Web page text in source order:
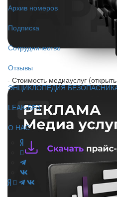
Архив номеров
Подписка
Сотрудничество
Отзывы
ЭНЦИКЛОПЕДИЯ
LEAK-БЕЗ
О НАС
- Стоимость медиауслуг